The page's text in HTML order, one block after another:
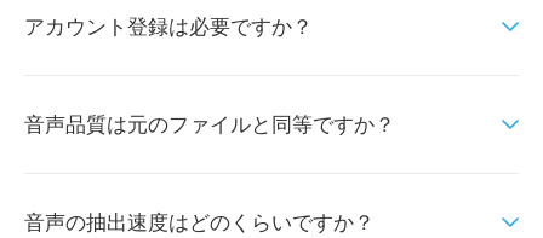
アカウント登録は必要ですか？
音声品質は元のファイルと同等ですか？
音声の抽出速度はどのくらいですか？